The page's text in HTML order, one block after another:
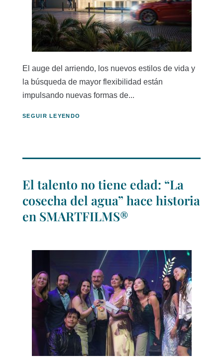
El auge del arriendo, los nuevos estilos de vida y
la búsqueda de mayor flexibilidad están
impulsando nuevas formas de...
SEGUIR LEYENDO
El talento no tiene edad: “La
cosecha del agua” hace historia
en SMARTFILMS®